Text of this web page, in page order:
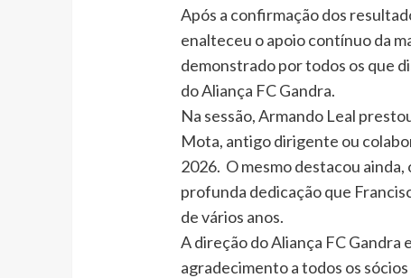
Após a confirmação dos
enalteceu o apoio contínuo da
demonstrado por todos os que
do Aliança FC Gandra.
Na sessão, Armando Leal
Mota, antigo dirigente ou
2026. O mesmo destacou
profunda dedicação que
de vários anos.
A direção do Aliança FC
agradecimento a todos os